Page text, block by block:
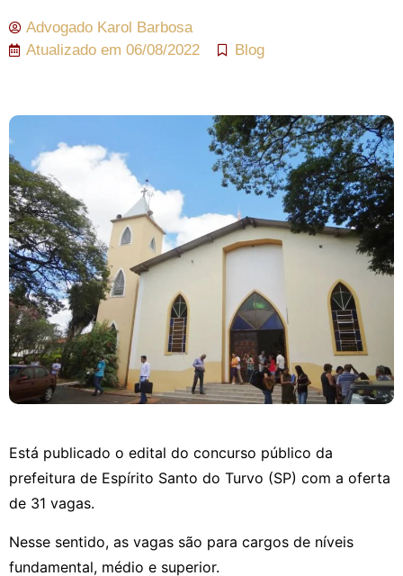
Advogado Karol Barbosa
Atualizado em 06/08/2022 Blog
Está publicado o edital do concurso público da
prefeitura de Espírito Santo do Turvo (SP) com a oferta
de 31 vagas.
Nesse sentido, as vagas são para cargos de níveis
fundamental, médio e superior.